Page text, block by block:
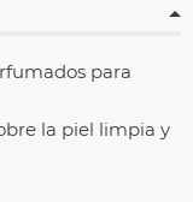
para
la piel limpia y